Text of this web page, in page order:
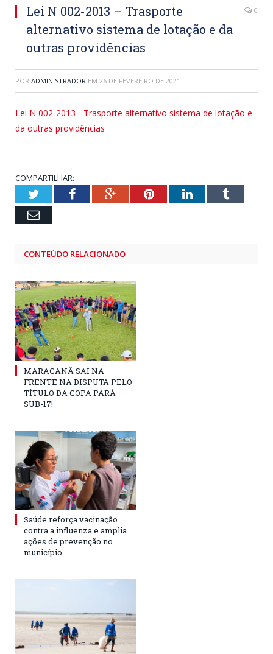
Lei N 002-2013 – Trasporte
alternativo sistema de lotação e da
outras providências
0
POR ADMINISTRADOR EM 26 DE FEVEREIRO DE 2021
Lei N 002-2013 - Trasporte alternativo sistema de lotação e
da outras providências
COMPARTILHAR:
TwitterFacebookGoogle+PinterestLinkedInTumblr
Email
CONTEÚDO RELACIONADO
MARACANÃ SAI NA
FRENTE NA DISPUTA PELO
TÍTULO DA COPA PARÁ
SUB-17!
Saúde reforça vacinação
contra a influenza e amplia
ações de prevenção no
município